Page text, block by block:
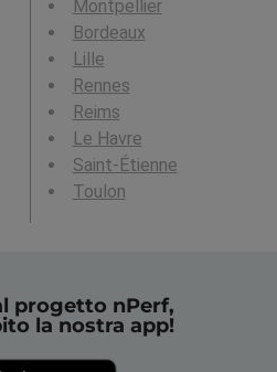
Montpellier
Bordeaux
Lille
Rennes
Reims
Le Havre
Saint-Étienne
Toulon
progetto nPerf,
la nostra app!